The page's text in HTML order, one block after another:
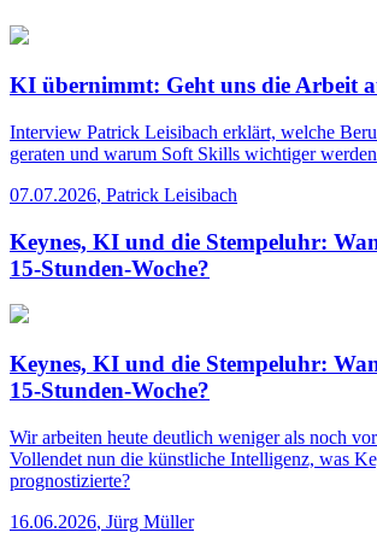
KI übernimmt: Geht uns die Arbeit
Interview Patrick Leisibach erklärt, welche
geraten und warum Soft Skills wichtiger
07.07.2026, Patrick Leisibach
Keynes, KI und die Stempeluhr:
15-Stunden-Woche?
Keynes, KI und die Stempeluhr:
15-Stunden-Woche?
Wir arbeiten heute deutlich weniger als noch
Vollendet nun die künstliche Intelligenz, was
prognostizierte?
16.06.2026, Jürg Müller